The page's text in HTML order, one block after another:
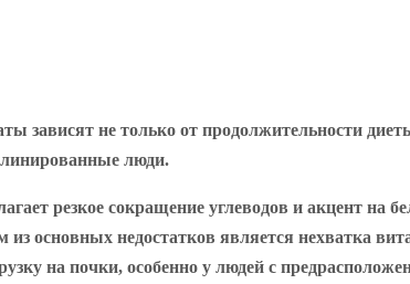
не только от продолжительности
люди.
резкое сокращение углеводов и акцент на
основных недостатков является нехватка
на почки, особенно у людей с